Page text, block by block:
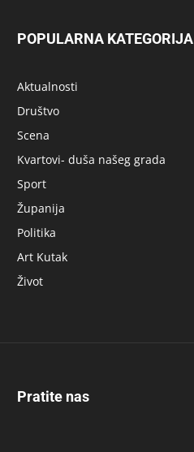
POPULARNA KATEGORIJA
Aktualnosti
Društvo
Scena
Kvartovi- duša našeg grada
Sport
Županija
Politika
Art Kutak
Život
Pratite nas